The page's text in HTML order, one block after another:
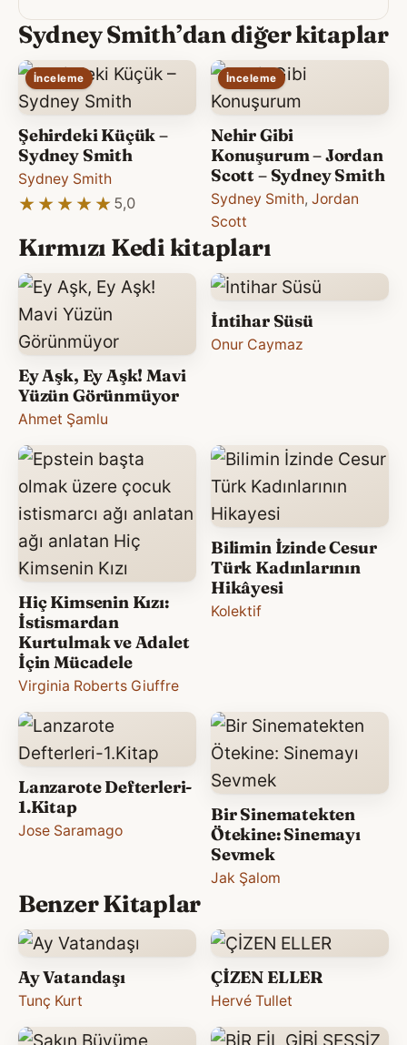
Sydney Smith’dan diğer kitaplar
İnceleme
Şehirdeki Küçük –
Sydney Smith
Sydney Smith
★★★★★
★★★★★ 5,0
İnceleme
Nehir Gibi
Konuşurum – Jordan
Scott – Sydney Smith
Sydney Smith, Jordan
Scott
Kırmızı Kedi kitapları
Ey Aşk, Ey Aşk! Mavi
Yüzün Görünmüyor
Ahmet Şamlu
İntihar Süsü
Onur Caymaz
Hiç Kimsenin Kızı:
İstismardan
Kurtulmak ve Adalet
İçin Mücadele
Virginia Roberts Giuffre
Bilimin İzinde Cesur
Türk Kadınlarının
Hikâyesi
Kolektif
Lanzarote Defterleri-
1.Kitap
Jose Saramago
Bir Sinematekten
Ötekine: Sinemayı
Sevmek
Jak Şalom
Benzer Kitaplar
Ay Vatandaşı
Tunç Kurt
ÇİZEN ELLER
Hervé Tullet